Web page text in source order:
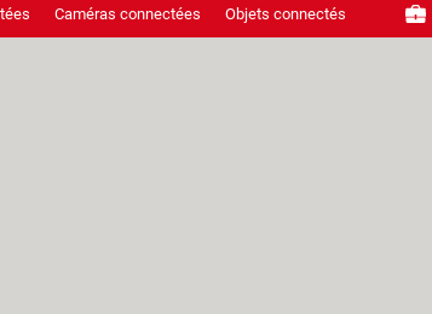
Caméras connectées Objets connectés